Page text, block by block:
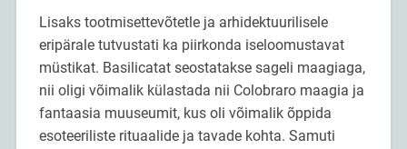
Lisaks tootmisettevõtetle ja arhidektuurilisele
eripärale tutvustati ka piirkonda iseloomustavat
müstikat. Basilicatat seostatakse sageli maagiaga,
nii oligi võimalik külastada nii Colobraro maagia ja
fantaasia muuseumit, kus oli võimalik õppida
esoteeriliste rituaalide ja tavade kohta. Samuti